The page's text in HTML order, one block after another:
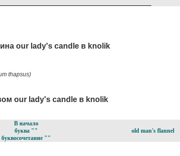
our lady's candle в knolik
thapsus)
our lady's candle в knolik
В начало
буква ""
буквосочетание ""
old man's flannel